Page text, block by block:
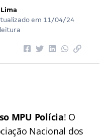
em 11/04/24
MPU Polícia! O
Nacional dos